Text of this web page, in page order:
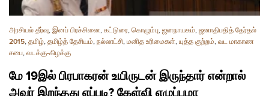
அரசியல் தீர்வு, இனப் பிரச்சினை, கட்டுரை, கொழும்பு, ஜனநாயகம், ஜனாதிபதித் தேர்தல்
2015, தமிழ், தமிழ்த் தேசியம், நல்லாட்சி, மனித உரிமைகள், யுத்த குற்றம், வட மாகாண
சபை, வடக்கு-கிழக்கு
மே 19இல் பிரபாகரன் உயிருடன் இருந்தார் என்றால்
அவர் இறந்தது எப்படி? கேள்வி எழுப்புமா